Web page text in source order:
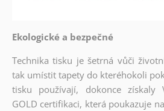
Ekologické a bezpečné
Technika tisku je šetrná vůči
tak umístit tapety do kteréhokoli
tisku používají, dokonce získaly
GOLD certifikaci, která poukazuje